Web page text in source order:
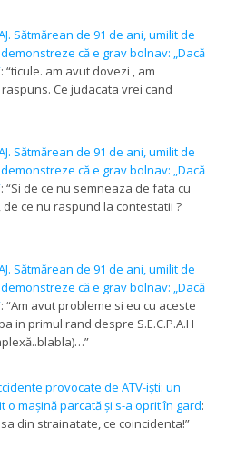
Sătmărean de 91 de ani, umilit de
că e grav bolnav: „Dacă
: “ticule. am avut dovezi , am
Ce judacata vrei cand
Sătmărean de 91 de ani, umilit de
că e grav bolnav: „Dacă
: “Si de ce nu semneaza de fata cu
ce nu raspund la contestatii ?
Sătmărean de 91 de ani, umilit de
că e grav bolnav: „Dacă
: “Am avut probleme si eu cu aceste
in primul rand despre S.E.C.P.A.H
”
provocate de ATV-iști: un
o mașină parcată și s-a oprit în gard:
din strainatate, ce coincidenta!”